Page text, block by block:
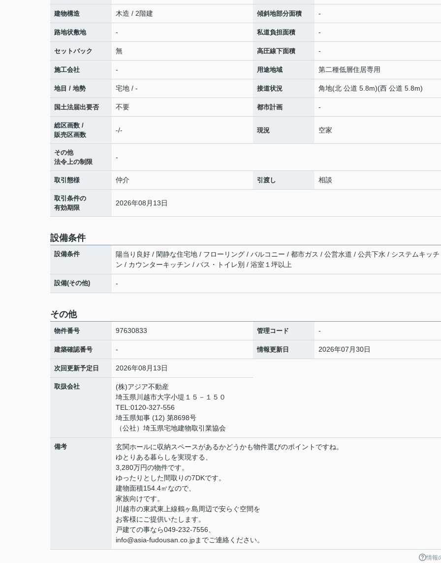
建物構造 木造 / 2階建 傾斜地部分面積 -
路地状敷地 - 私道負担面積 -
セットバック 無 高圧線下面積 -
施工会社 - 用途地域 第二種低層住居専用
地目 / 地勢 宅地 / - 接道状況 角地(北 公道 5.8m)(西 公道 5.8m)
国土法届出要否 不要 都市計画 -
総区画数 /
販売区画数
-/- 現況 空家
その他
法令上の制限
-
取引態様 仲介 引渡し 相談
取引条件の
有効期限
2026年08月13日
設備条件
設備条件
陽当り良好 / 閑静な住宅地 / フローリング / バルコニー / 都市ガス / 公営水道 / 公共下水 / システムキッチ
ン / カウンターキッチン / バス・トイレ別 / 浴室１坪以上
設備(その他) -
その他
物件番号 97630833 管理コード -
建築確認番号 - 情報更新日 2026年07月30日
次回更新予定日 2026年08月13日
取扱会社
(株)アジア不動産
埼玉県川越市大字小堤１５－１５０
TEL:0120-327-556
埼玉県知事 (12) 第8698号
（公社）埼玉県宅地建物取引業協会
備考
玄関ホールに収納スペースがあるかどうかも物件選びのポイントですね。
ゆとりある暮らしを実現する、
3,280万円の物件です。
ゆったりとした間取りの7DKです。
建物面積154.4㎡なので、
家族向けです。
川越市の東武東上線鶴ヶ島周辺で安らぐ空間を
お客様にご提供いたします。
戸建ての事なら049-232-7556、
info@asia-fudousan.co.jpまでご連絡ください。
情報